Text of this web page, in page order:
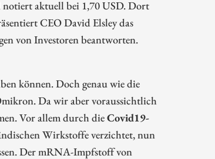
aktuell bei 1,70 USD. Dort
CEO David Elsley das
von Investoren beantworten.
können. Doch genau wie die
Da wir aber voraussichtlich
Vor allem durch dieCovid19-
Wirkstoffe verzichtet, nun
Der mRNA-Impfstoff von